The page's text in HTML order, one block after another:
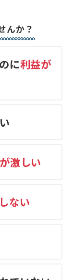
んか？
に利益が
激しい
ない